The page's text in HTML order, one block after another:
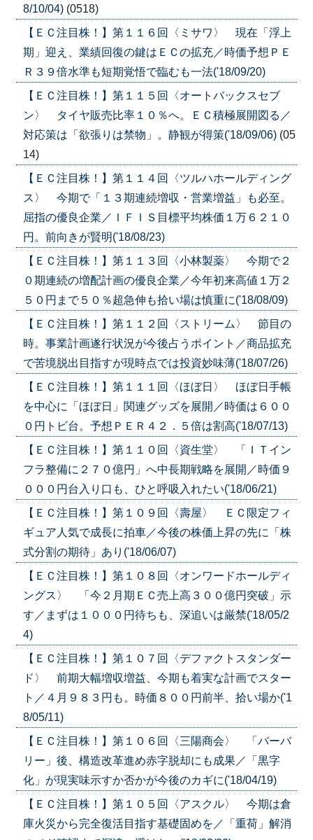
8/10/04) (0518)
【ＥＣ注目株！】第１１６回〈ミサワ〉 現在「浮上
期」迎え、業績回復の鍵はＥＣの拡充／時価予想ＰＥ
Ｒ３９倍水準も短期覚悟で臨むも一法('18/09/20)
【ＥＣ注目株！】第１１５回〈オートバックスセブ
ン〉 タイヤ販売比率１０％へ。ＥＣ積極展開図る／
対応策は「欲張りは禁物」。静観が得策('18/09/06) (05
14)
【ＥＣ注目株！】第１１４回〈ツルハホールディング
ス〉 今期で「１３期連続増収・営業増益」も必至。
屈指の優良企業／ＩＦＩＳ目標平均株価１万６２１０
円。前向きが賢明('18/08/23)
【ＥＣ注目株！】第１１３回〈小林製薬〉 今期で２
０期連続の増配計画の優良企業／今年初来高値１万２
５０円まで５０％超急伸も拾い場は慎重に('18/08/09)
【ＥＣ注目株！】第１１２回〈ストリーム〉 節目の
時。事業計画遂行状況が今後占うポイント／商品拡充
で苦境脱出目指すが現時点では投資妙味薄('18/07/26)
【ＥＣ注目株！】第１１１回〈ほぼ日〉 ほぼ日手帳
を中心に「ほぼ日」関連グッズを展開／時価は６００
０円トビ台。予想ＰＥＲ４２．５倍は割高('18/07/13)
【ＥＣ注目株！】第１１０回〈資生堂〉 「ＩＴイン
フラ整備に２７０億円」へ中長期戦略を展開／時価９
０００円台入り口も、ひと呼吸入れたい('18/06/21)
【ＥＣ注目株！】第１０９回〈壽屋〉 ＥＣ限定フィ
ギュア人気で成長に拍車／今後の株価上昇の先に「株
式分割の期待」あり('18/06/07)
【ＥＣ注目株！】第１０８回〈オンワードホールディ
ングス〉 「今２月期ＥＣ売上高３００億円突破」示
す／まずは１０００円待ちも、深追いは厳禁('18/05/2
4)
【ＥＣ注目株！】第１０７回〈デファクトスタンダー
ド〉 前期大幅増収増益、今期も着実な計画でスター
ト／４月９８３円も。時価８００円前半、拾い場か('1
8/05/11)
【ＥＣ注目株！】第１０６回〈三陽商会〉 「バーバ
リー」後、構造改革進め赤字脱却にも成果／「黒字
化」が現実味示すか否かが今後のカギに('18/04/19)
【ＥＣ注目株！】第１０５回〈アスクル〉 今期は倉
庫火災から完全復活目指す基礎固めを／「重荷」解消